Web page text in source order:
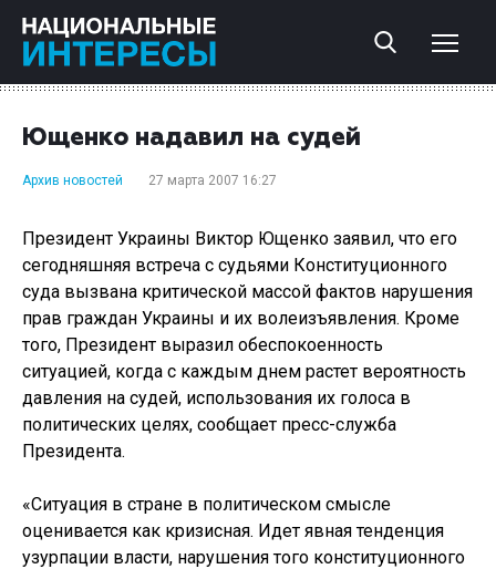
Ющенко надавил на судей
Архив новостей 27 марта 2007 16:27
Президент Украины Виктор Ющенко заявил, что его
сегодняшняя встреча с судьями Конституционного
суда вызвана критической массой фактов нарушения
прав граждан Украины и их волеизъявления. Кроме
того, Президент выразил обеспокоенность
ситуацией, когда с каждым днем растет вероятность
давления на судей, использования их голоса в
политических целях, сообщает пресс-служба
Президента.
«Ситуация в стране в политическом смысле
оценивается как кризисная. Идет явная тенденция
узурпации власти, нарушения того конституционного